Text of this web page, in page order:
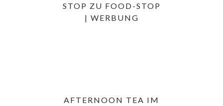
STOP ZU FOOD-STOP
| WERBUNG
AFTERNOON TEA IM